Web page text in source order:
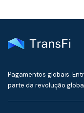
Pagamentos globais.
parte da revolução